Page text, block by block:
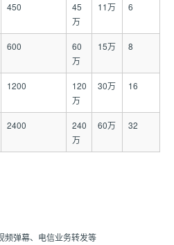
450
45
万
11万 6
600
60
万
15万 8
1200
120
万
30万 16
2400
240
万
60万 32
频弹幕、电信业务转发等